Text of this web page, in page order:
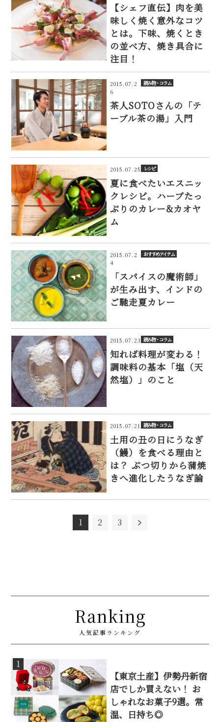
【シェフ直伝】肉を美
味しく焼く意外なコツ
とは。下味、焼くとき
の並べ方、焼き具合に
注目！
2015.07.2
6
読み物・コラム
茶人SOTOさんの「テ
ーブル茶の湯」入門
2015.07.25 レシピ
夏に食べたいエスニッ
クレシピ。ハーブたっ
ぷりのカレー&カオヤ
ム
2015.07.2
4
おすすめアイテム
「スパイスの魔術師」
が生み出す、インドの
ご馳走夏カレー
2015.07.23 読み物・コラム
知れば料理が変わる！
調味料の基本「塩（天
然塩）」のこと
2015.07.21 読み物・コラム
土用の丑の日にうなぎ
（鰻）を食べる理由と
は？ ぶつ切りから蒲焼
きへ進化したうなぎ論
1 2 3
Ranking
人気記事ランキング
1
【東京土産】伊勢丹新宿
店でしか買えない！ お
しゃれなお菓子9選。常
温、日持ち◎